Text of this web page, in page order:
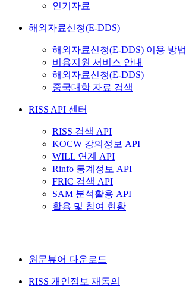
인기자료
해외자료신청(E-DDS)
해외자료신청(E-DDS) 이용 방법
비용지원 서비스 안내
해외자료신청(E-DDS)
중국대학 자료 검색
RISS API 센터
RISS 검색 API
KOCW 강의정보 API
WILL 연계 API
Rinfo 통계정보 API
FRIC 검색 API
SAM 분석활용 API
활용 및 참여 현황
원문뷰어 다운로드
RISS 개인정보 재동의